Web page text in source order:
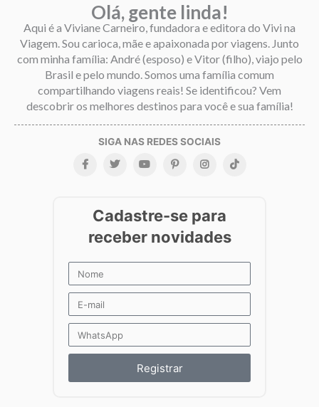
Olá, gente linda!
Aqui é a Viviane Carneiro, fundadora e editora do Vivi na
Viagem. Sou carioca, mãe e apaixonada por viagens. Junto
com minha família: André (esposo) e Vitor (filho), viajo pelo
Brasil e pelo mundo. Somos uma família comum
compartilhando viagens reais! Se identificou? Vem
descobrir os melhores destinos para você e sua família!
Registrar